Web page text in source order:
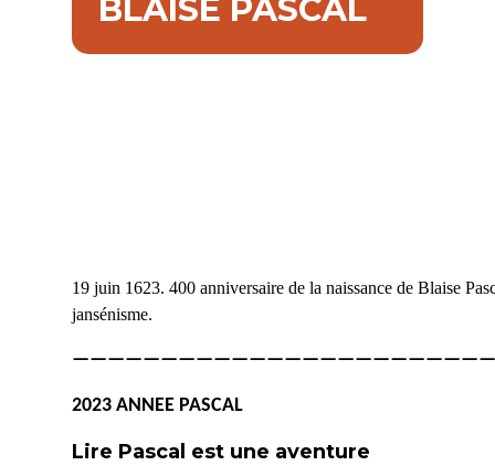
BLAISE PASCAL
19 juin 1623. 400 anniversaire de la naissance de Blaise
jansénisme.
2023 ANNEE PASCAL
Lire Pascal est une aventure